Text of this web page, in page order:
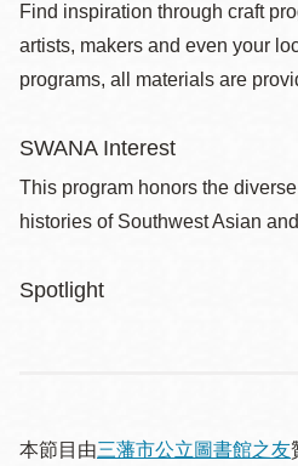
Find inspiration through craft
artists, makers and even your
programs, all materials are
SWANA Interest
This program honors the
histories of Southwest Asian
Spotlight
本節目由三藩市公立圖書館之友